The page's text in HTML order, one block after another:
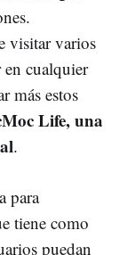
visitar varios
cualquier
más estos
Life, una
.
para
tiene como
puedan